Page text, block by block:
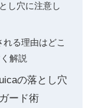
し穴に注意し
る理由はどこ
解説
の落とし穴
ード術